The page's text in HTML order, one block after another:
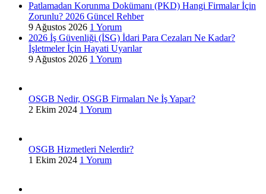
Patlamadan Korunma Dokümanı (PKD) Hangi Firmalar İçin
Zorunlu? 2026 Güncel Rehber
9 Ağustos 2026 1 Yorum
2026 İş Güvenliği (İSG) İdari Para Cezaları Ne Kadar?
İşletmeler İçin Hayati Uyarılar
9 Ağustos 2026 1 Yorum
OSGB Nedir, OSGB Firmaları Ne İş Yapar?
2 Ekim 2024 1 Yorum
OSGB Hizmetleri Nelerdir?
1 Ekim 2024 1 Yorum